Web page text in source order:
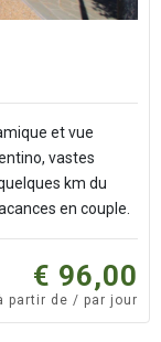
et vue
vastes
km du
en couple.
€ 96,00
partir de / par jour